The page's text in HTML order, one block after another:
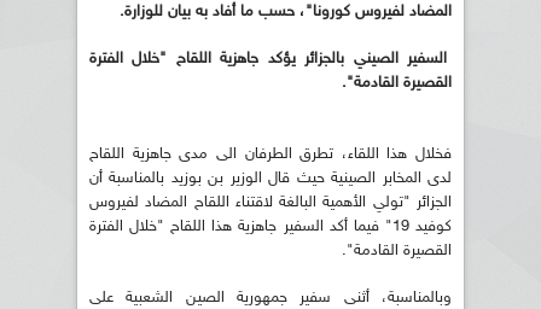
المضاد لفيروس كورونا"، حسب ما أفاد به بيان للوزارة.
السفير الصيني بالجزائر يؤكد جاهزية اللقاح "خلال الفترة
القصيرة القادمة".
فخلال هذا اللقاء، تطرق الطرفان الى مدى جاهزية اللقاح
لدى المخابر الصينية حيث قال الوزير بن بوزيد بالمناسبة أن
الجزائر "تولي الأهمية البالغة لاقتناء اللقاح المضاد لفيروس
كوفيد 19" فيما أكد السفير جاهزية هذا اللقاح "خلال الفترة
القصيرة القادمة".
وبالمناسبة، أثنى سفير جمهورية الصين الشعبية على